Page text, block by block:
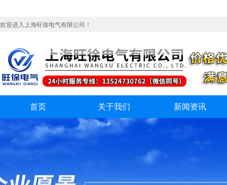
欢迎进入上海旺徐电气有限公司！
首页 关于我们 新闻资讯